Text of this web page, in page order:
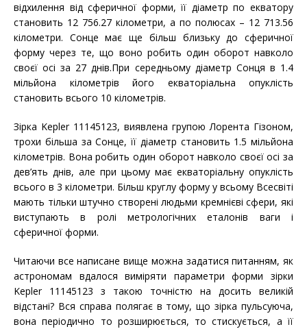
відхилення від сферичної форми, її діаметр по екватору
становить 12 756.27 кілометри, а по полюсах – 12 713.56
кілометри. Сонце має ще більш близьку до сферичної
форму через те, що воно робить один оборот навколо
своєї осі за 27 днів.При середньому діаметр Сонця в 1.4
мільйона кілометрів його екваторіальна опуклість
становить всього 10 кілометрів.
Зірка Kepler 11145123, виявлена групою Лорента Гізоном,
трохи більша за Сонце, її діаметр становить 1.5 мільйона
кілометрів. Вона робить один оборот навколо своєї осі за
дев’ять днів, але при цьому має екваторіальну опуклість
всього в 3 кілометри. Більш круглу форму у всьому Всесвіті
мають тільки штучно створені людьми кремнієві сфери, які
виступають в ролі метрологічних еталонів ваги і
сферичної форми.
Читаючи все написане вище можна задатися питанням, як
астрономам вдалося виміряти параметри форми зірки
Kepler 11145123 з такою точністю на досить великій
відстані? Вся справа полягає в тому, що зірка пульсуюча,
вона періодично то розширюється, то стискується, а її